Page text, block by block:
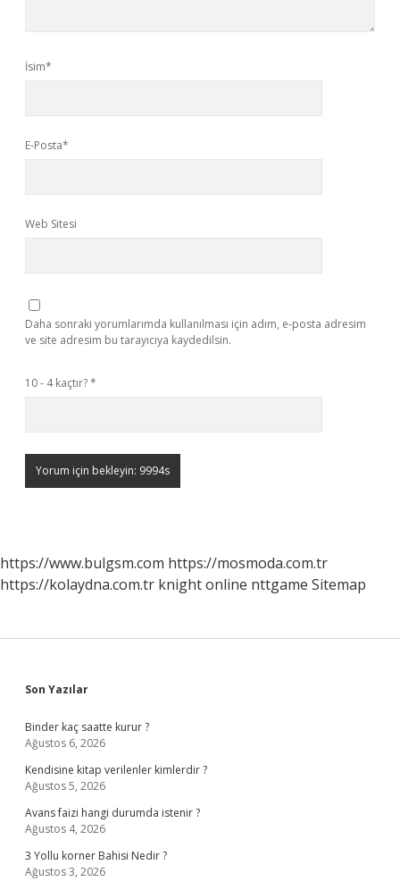
İsim*
E-Posta*
Web Sitesi
Daha sonraki yorumlarımda kullanılması için adım, e-posta adresim
ve site adresim bu tarayıcıya kaydedilsin.
10 - 4 kaçtır?*
https://www.bulgsm.com https://mosmoda.com.tr
https://kolaydna.com.tr knight online nttgame Sitemap
Sidebar
Son Yazılar
Binder kaç saatte kurur ?
Ağustos 6, 2026
Kendisine kitap verilenler kimlerdir ?
Ağustos 5, 2026
Avans faizi hangi durumda istenir ?
Ağustos 4, 2026
3 Yollu korner Bahisi Nedir ?
Ağustos 3, 2026